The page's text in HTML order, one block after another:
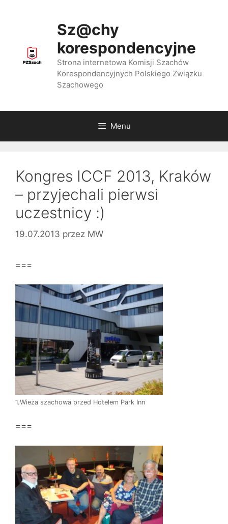
Sz@chy
korespondencyjne
Strona internetowa Komisji Szachów
Korespondencyjnych Polskiego Związku
Szachowego
Menu
Kongres ICCF 2013, Kraków
– przyjechali pierwsi
uczestnicy :)
19.07.2013 przez MW
===
1.Wieża szachowa przed Hotelem Park Inn
===